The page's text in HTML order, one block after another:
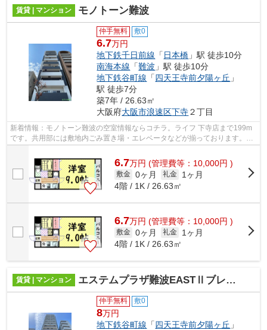
賃貸 | マンション モノトーン難波
仲手無料 敷0
6.7万円
地下鉄千日前線 「 日本橋 」駅 徒歩10分
南海本線 「難波 」駅 徒歩10分
地下鉄谷町線 「四天王寺前夕陽ヶ丘 」
駅 徒歩7分
築7年 / 26.63㎡
大阪府大阪市浪速区下寺２丁目
新着情報：モノトーン難波の空室情報ならコチラ。ライフ 下寺店まで199m
です。共用部には敷地内ごみ置き場・エレベータなどが揃っております。10
6.7万円 (管理費等：10,000円 )
敷金 0ヶ月 礼金
1ヶ月
4階 / 1K / 26.63㎡
6.7万円 (管理費等：10,000円 )
敷金 0ヶ月 礼金
1ヶ月
4階 / 1K / 26.63㎡
賃貸 | マンション エステムプラザ難波EASTⅡブレスト
仲手無料 敷0
8万円
地下鉄谷町線 「四天王寺前夕陽ヶ丘 」